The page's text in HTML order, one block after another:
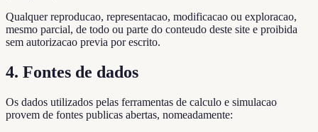
Qualquer reproducao, representacao, modificacao ou exploracao,
mesmo parcial, de todo ou parte do conteudo deste site e proibida
sem autorizacao previa por escrito.
4. Fontes de dados
Os dados utilizados pelas ferramentas de calculo e simulacao
provem de fontes publicas abertas, nomeadamente: